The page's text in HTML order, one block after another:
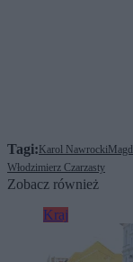
Tagi:Karol Nawrocki
Włodzimierz Czarzasty
Zobacz również
Kraj